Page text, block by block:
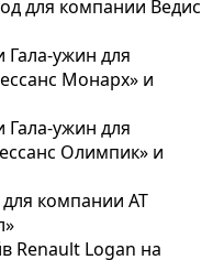
для компании Ведис
ужин для
Монарх» и
ужин для
Олимпик» и
компании AT
Renault Logan на